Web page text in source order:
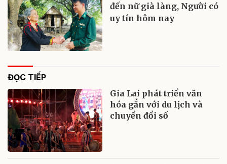
đến nữ già làng, Người có
uy tín hôm nay
ĐỌC TIẾP
Gia Lai phát triển văn
hóa gắn với du lịch và
chuyển đổi số